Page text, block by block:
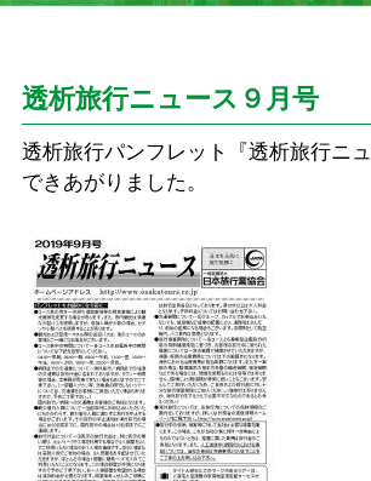
透析旅行ニュース９月号
透析旅行パンフレット『透析旅行ニ
できあがりました。